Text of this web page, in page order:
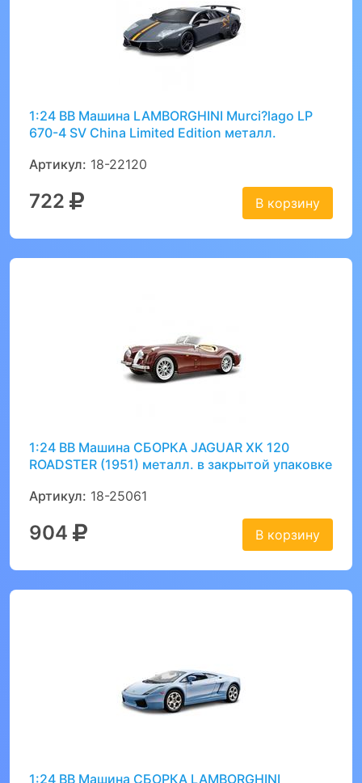
1:24 BB Машина LAMBORGHINI Murci?lago LP
670-4 SV China Limited Edition металл.
Артикул: 18-22120
722 В корзину
1:24 BB Машина СБОРКА JAGUAR XK 120
ROADSTER (1951) металл. в закрытой упаковке
Артикул: 18-25061
904 В корзину
1:24 BB Машина СБОРКА LAMBORGHINI